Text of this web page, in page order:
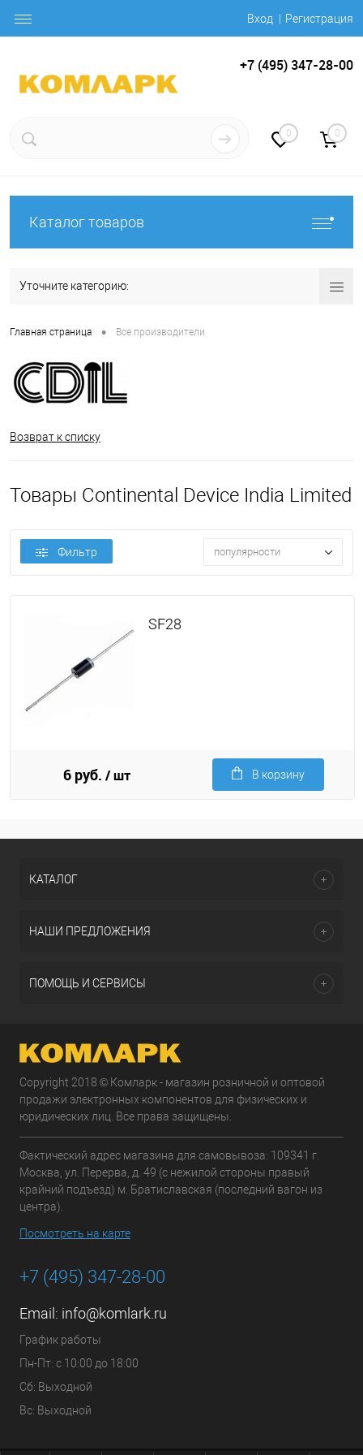
Вход Регистрация
+7 (495) 347-28-00
0 0
Каталог товаров
Уточните категорию:
Главная страница • Все производители
Возврат к списку
Товары Continental Device India Limited
Фильтр популярности
SF28
6 руб. / шт В корзину
КАТАЛОГ
НАШИ ПРЕДЛОЖЕНИЯ
ПОМОЩЬ И СЕРВИСЫ
Copyright 2018 © Комларк - магазин розничной и оптовой
продажи электронных компонентов для физических и
юридических лиц. Все права защищены.
Фактический адрес магазина для самовывоза: 109341 г.
Москва, ул. Перерва, д. 49 (с нежилой стороны правый
крайний подъезд) м. Братиславская (последний вагон из
центра).
Посмотреть на карте
+7 (495) 347-28-00
Email: info@komlark.ru
График работы
Пн-Пт: с 10:00 до 18:00
Сб: Выходной
Вс: Выходной